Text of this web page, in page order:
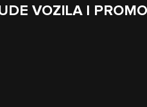
VOZILA I